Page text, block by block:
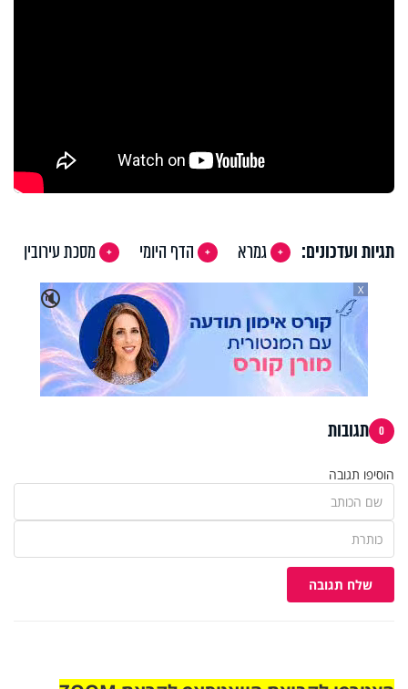
תגיות ועדכונים: גמרא הדף היומי
מסכת עירובין
🔇
X
0 תגובות
הוסיפו תגובה
שלח תגובה